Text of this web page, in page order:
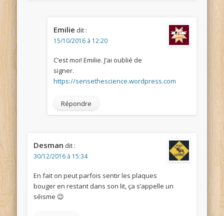
Emilie dit :
15/10/2016 à 12:20
C’est moi! Emilie. J’ai oublié de
signer.
https://sensethescience.wordpress.com
Répondre
Desman dit :
30/12/2016 à 15:34
En fait on peut parfois sentir les plaques
bouger en restant dans son lit, ça s’appelle un
séisme 😉